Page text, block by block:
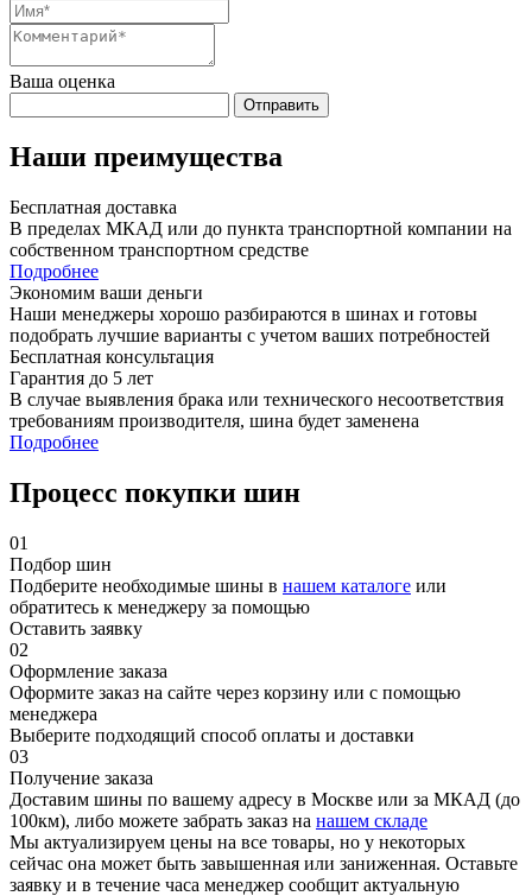
Ваша оценка
Отправить
Наши преимущества
Бесплатная доставка
В пределах МКАД или до пункта транспортной компании на
собственном транспортном средстве
Подробнее
Экономим ваши деньги
Наши менеджеры хорошо разбираются в шинах и готовы
подобрать лучшие варианты с учетом ваших потребностей
Бесплатная консультация
Гарантия до 5 лет
В случае выявления брака или технического несоответствия
требованиям производителя, шина будет заменена
Подробнее
Процесс покупки шин
01
Подбор шин
Подберите необходимые шины в нашем каталоге или
обратитесь к менеджеру за помощью
Оставить заявку
02
Оформление заказа
Оформите заказ на сайте через корзину или с помощью
менеджера
Выберите подходящий способ оплаты и доставки
03
Получение заказа
Доставим шины по вашему адресу в Москве или за МКАД (до
100км), либо можете забрать заказ на нашем складе
Мы актуализируем цены на все товары, но у некоторых
сейчас она может быть завышенная или заниженная. Оставьте
заявку и в течение часа менеджер сообщит актуальную